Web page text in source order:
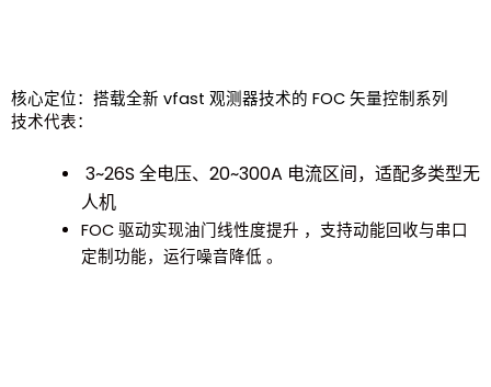
核心定位：搭载全新 vfast 观测器技术的 FOC 矢量控制系列
技术代表：
3~26S 全电压、20~300A 电流区间，适配多类型无
人机
FOC 驱动实现油门线性度提升 ，支持动能回收与串口
定制功能，运行噪音降低 。